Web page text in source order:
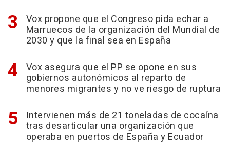
Vox propone que el Congreso pida echar a
Marruecos de la organización del Mundial de
2030 y que la final sea en España
Vox asegura que el PP se opone en sus
gobiernos autonómicos al reparto de
menores migrantes y no ve riesgo de ruptura
Intervienen más de 21 toneladas de cocaína
tras desarticular una organización que
operaba en puertos de España y Ecuador